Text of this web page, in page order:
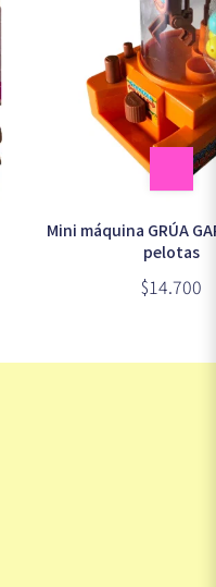
Mini máquina GRÚA
pelotas
$14.700